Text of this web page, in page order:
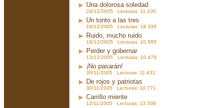
Una dolorosa soledad
24/12/2005 Lecturas: 11.100
Un tonto a las tres
19/12/2005 Lecturas: 18.336
Ruido, mucho ruido
18/12/2005 Lecturas: 10.585
Perder y gobernar
13/12/2005 Lecturas: 10.478
¡No pasarán!
30/11/2005 Lecturas: 11.431
De rojos y patriotas
30/11/2005 Lecturas: 10.771
Carrillo miente
12/11/2005 Lecturas: 13.506